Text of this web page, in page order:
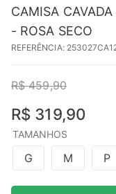
CAMISA
- ROSA SECO
REFERÊNCIA:
R$ 459,90
R$ 319,90
TAMANHOS
G M P